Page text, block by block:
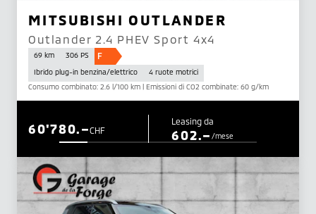
MITSUBISHI OUTLANDER
Outlander 2.4 PHEV Sport 4x4
69 km 306 PS F
Ibrido plug-in benzina/elettrico
4 ruote motrici
Consumo combinato: 2.6 l/100 km | Emissioni di CO2 combinate: 60 g/km
CHF
60'780.– Leasing da
602.–/mese